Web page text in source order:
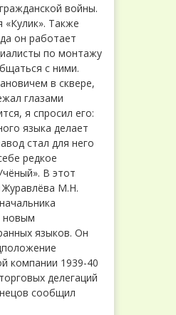
войны.
Также
он работает
по монтажу
с ними.
в сквере,
глазами
я спросил его:
языка делает
стал для него
редкое
В этот
Журавлёва М.Н.
новым
языков. Он
компании 1939-40
делегаций
сообщил